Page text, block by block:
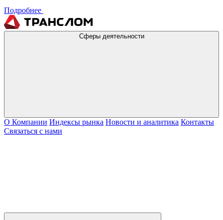
Подробнее
Сферы деятельности
О Компании Индексы рынка Новости и аналитика Контакты
Связаться с нами